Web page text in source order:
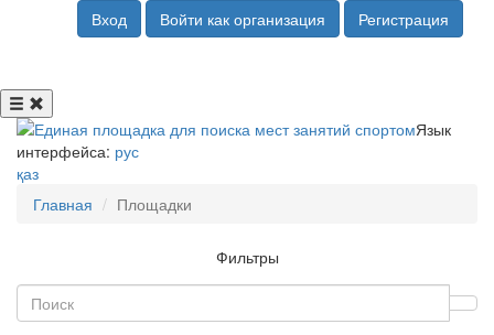
Вход Войти как организация Регистрация
Язык
интерфейса: рус
қаз
Главная
Площадки
Фильтры